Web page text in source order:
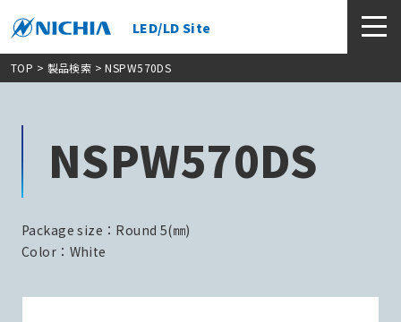
LED/LD Site
TOP > 製品検索 > NSPW570DS
NSPW570DS
Package size：Round 5(㎜)
Color：White